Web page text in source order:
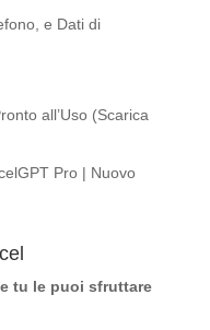
e Dati di
all’Uso (Scarica
Pro | Nuovo
e tu le puoi sfruttare